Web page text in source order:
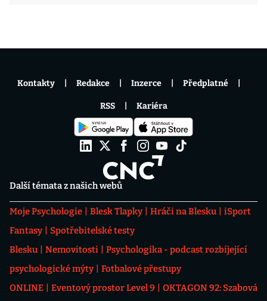
Další témata z našich webů
Moje Psychologie Blesk Tlapky Hráči na Blesku
iSport
Fantasy
Spotřebitelské testy
Blesku
Nemovitosti
Psychologika - podcast rozbíjející
psychologické mýty
Fotbalové přestupy
ONLINE
Eventový prostor Level 9
OKTAGON 92: Szabová
Kontakty Redakce Inzerce Předplatné
RSS Kariéra